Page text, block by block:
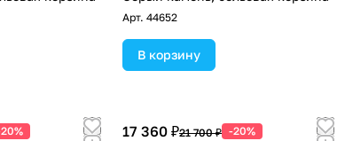
Арт. 44652
В корзину
17 360 ₽21 700 ₽ -20%